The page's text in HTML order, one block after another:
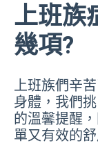
上班族
幾項?
上班族們辛
身體，我們
的溫馨提醒
單又有效的